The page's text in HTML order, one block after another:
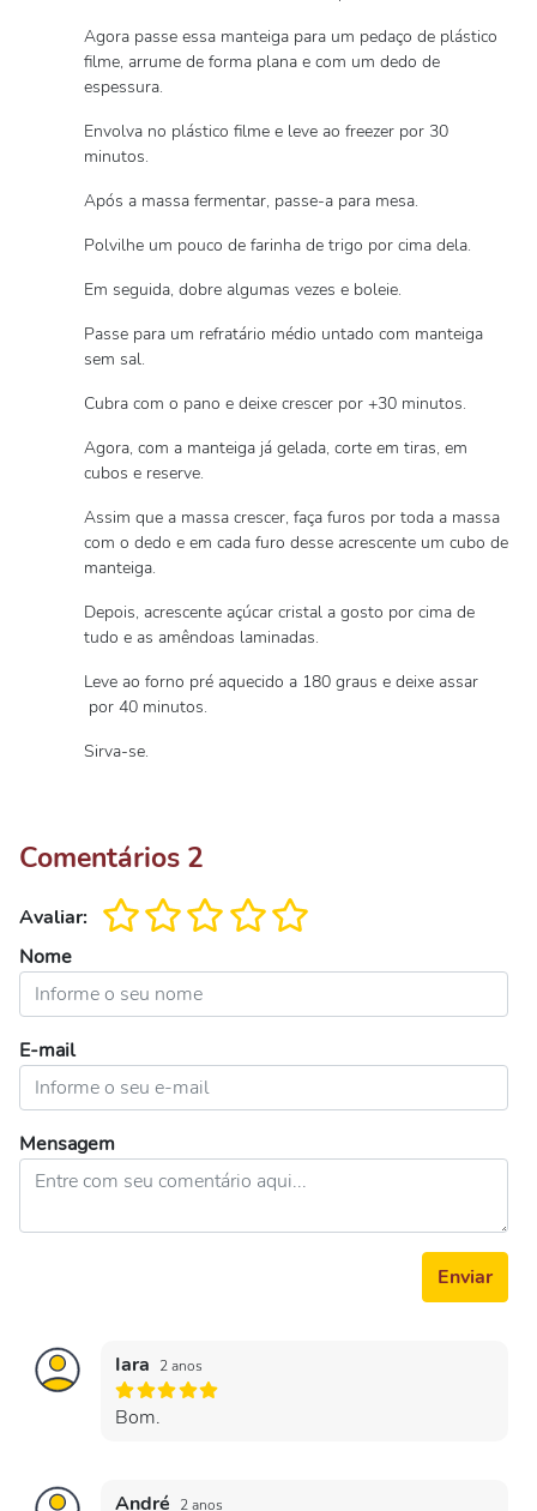
Agora passe essa manteiga para um pedaço de plástico
filme, arrume de forma plana e com um dedo de
espessura.
Envolva no plástico filme e leve ao freezer por 30
minutos.
Após a massa fermentar, passe-a para mesa.
Polvilhe um pouco de farinha de trigo por cima dela.
Em seguida, dobre algumas vezes e boleie.
Passe para um refratário médio untado com manteiga
sem sal.
Cubra com o pano e deixe crescer por +30 minutos.
Agora, com a manteiga já gelada, corte em tiras, em
cubos e reserve.
Assim que a massa crescer, faça furos por toda a massa
com o dedo e em cada furo desse acrescente um cubo de
manteiga.
Depois, acrescente açúcar cristal a gosto por cima de
tudo e as amêndoas laminadas.
Leve ao forno pré aquecido a 180 graus e deixe assar
por 40 minutos.
Sirva-se.
Comentários 2
Avaliar:
Nome
E-mail
Mensagem
Enviar
Iara 2 anos
Bom.
André 2 anos